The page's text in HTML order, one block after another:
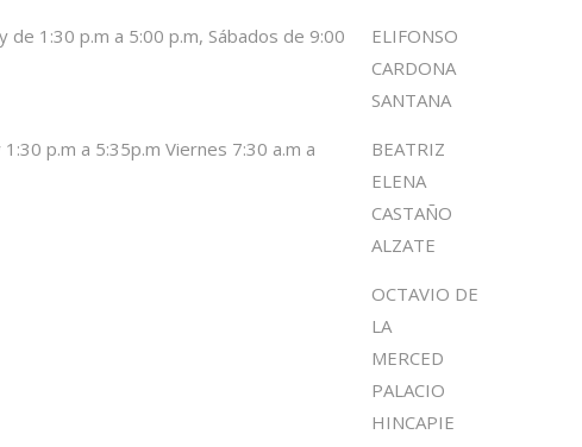
de 1:30 p.m a 5:00 p.m, Sábados de 9:00
ELIFONSO
CARDONA
SANTANA
p.m a 5:35p.m Viernes 7:30 a.m a
BEATRIZ
ELENA
CASTAÑO
ALZATE
OCTAVIO DE
LA
MERCED
PALACIO
HINCAPIE